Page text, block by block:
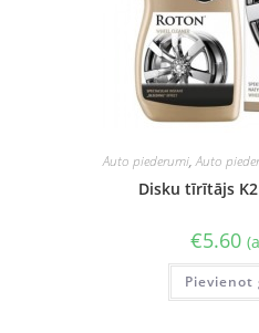
Auto piederumi,Auto
Disku tīrītājs
€5.60
Pievienot